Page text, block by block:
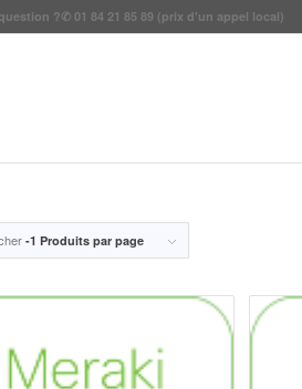
?✆ 01 84 21 85 89 (prix d'un appel local)
-1 Produits par page